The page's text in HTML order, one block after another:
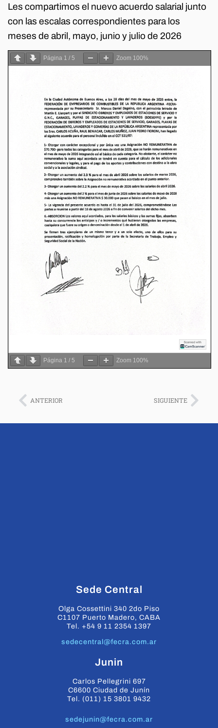
Les compartimos el nuevo acuerdo salarial junto
con las escalas correspondientes para los
meses de abril, mayo, junio y julio de 2026
Página 1 / 5 Zoom 100%
Página 1 / 5 Zoom 100%
ANTERIOR SIGUIENTE
Carlos Pellegrini 697
Tel. (011) 15 3801 9432
sedejunin@fecra.com.ar
La Plata
Calle 29 N 692
Tel. (011) 15 5705 3871
sedelaplata@fecra.com.ar